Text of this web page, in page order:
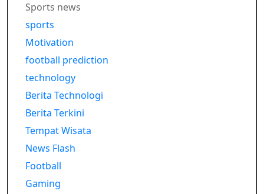
Sports news
sports
Motivation
football prediction
technology
Berita Technologi
Berita Terkini
Tempat Wisata
News Flash
Football
Gaming